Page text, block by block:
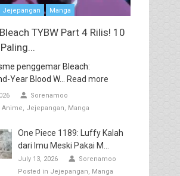
Jejepangan Manga
TYBW Part 4 Rilis! 10
penggemar Bleach:
Year Blood W...
Read more
Sorenamoo
Anime Jejepangan Manga
One Piece 1189: Luffy Kalah
dari Imu Meski Pakai M...
July 13, 2026
Sorenamoo
Posted in Jejepangan Manga